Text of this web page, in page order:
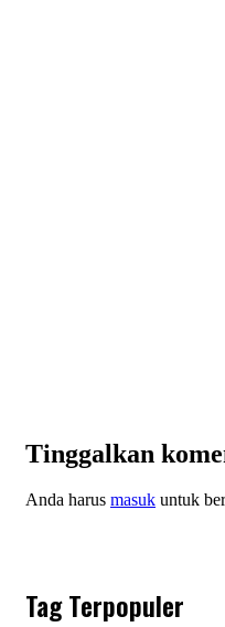
Tinggalkan
Anda harus masuk untuk
Tag Terpopuler